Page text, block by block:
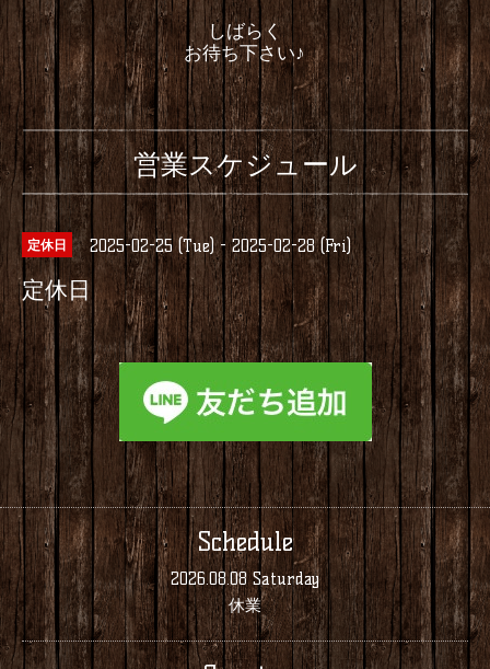
しばらく
お待ち下さい♪
営業スケジュール
定休日 2025-02-25 (Tue) - 2025-02-28 (Fri)
定休日
Schedule
2026.08.08 Saturday
休業